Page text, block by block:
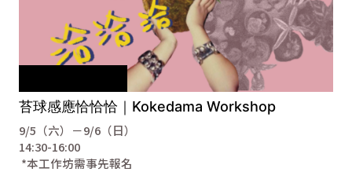
苔球感應恰恰恰｜Kokedama Workshop
9/5（六）－9/6（日）
14:30-16:00
*本工作坊需事先報名